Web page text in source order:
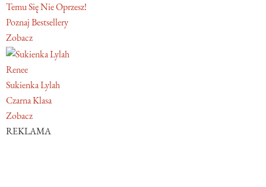
Temu Się Nie Oprzesz!
Poznaj Bestsellery
Zobacz
Renee
Sukienka Lylah
Czarna Klasa
Zobacz
REKLAMA